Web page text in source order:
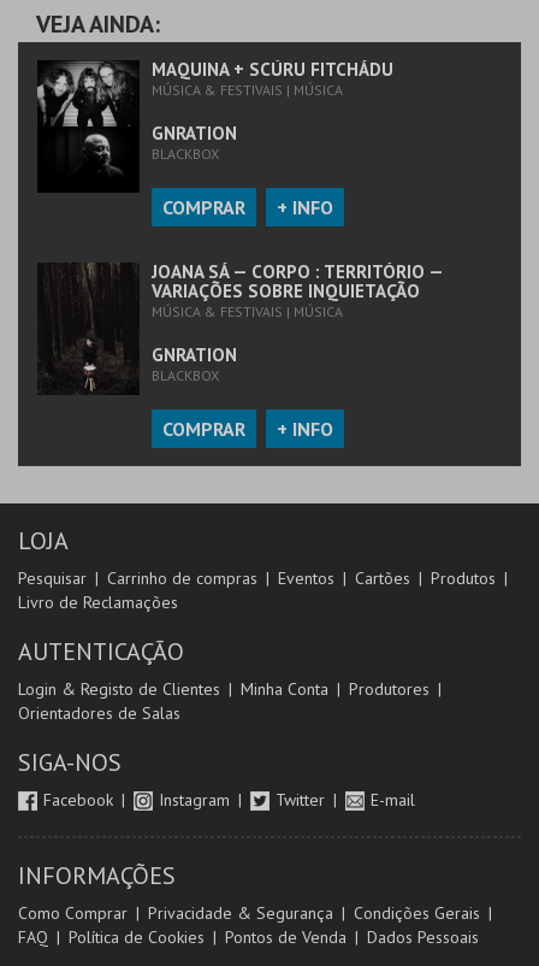
VEJA AINDA:
MAQUINA + SCÚRU FITCHÁDU
MÚSICA & FESTIVAIS | MÚSICA
GNRATION
BLACKBOX
COMPRAR + INFO
JOANA SÁ — CORPO : TERRITÓRIO —
VARIAÇÕES SOBRE INQUIETAÇÃO
MÚSICA & FESTIVAIS | MÚSICA
GNRATION
BLACKBOX
COMPRAR + INFO
LOJA
Pesquisar Carrinho de compras Eventos Cartões
Produtos
Livro de Reclamações
AUTENTICAÇÃO
Login & Registo de Clientes Minha Conta
Produtores
Orientadores de Salas
SIGA-NOS
Facebook Instagram Twitter E-mail
INFORMAÇÕES
Como Comprar Privacidade & Segurança
Condições Gerais
FAQ
Política de Cookies Pontos de Venda Dados Pessoais